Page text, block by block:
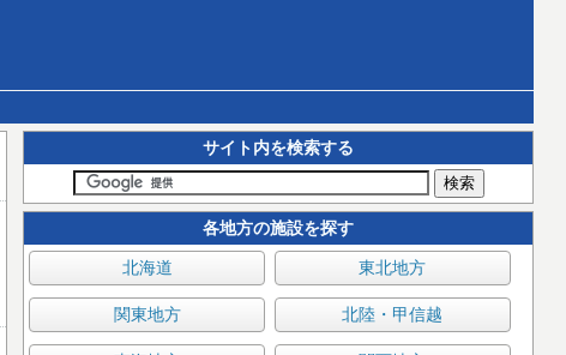
サイト内を検索する
各地方の施設を探す
北海道 東北地方
関東地方 北陸・甲信越